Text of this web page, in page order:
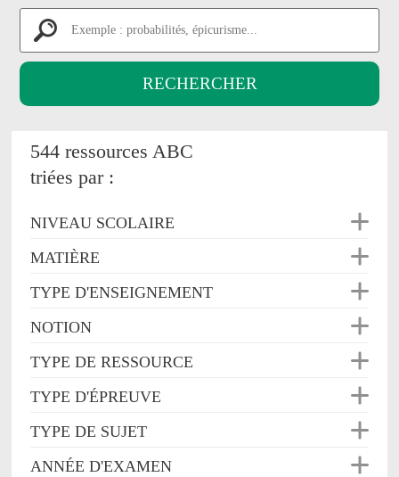
544 ressources ABC
triées par :
NIVEAU SCOLAIRE
MATIÈRE
TYPE D'ENSEIGNEMENT
NOTION
TYPE DE RESSOURCE
TYPE D'ÉPREUVE
TYPE DE SUJET
ANNÉE D'EXAMEN